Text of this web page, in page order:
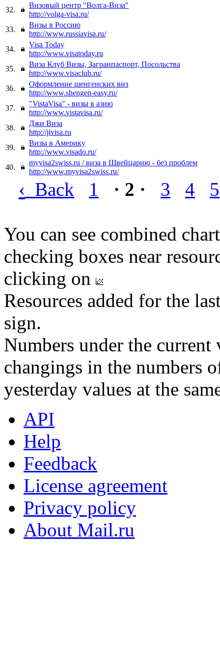
32.
Визовый центр "Волга-Виза"
http://volga-visa.ru/
33.
Визы в Россию
http://www.russiavisa.ru/
34.
Visa Today
http://www.visatoday.ru
35.
Виза Клуб Визы, Загранпаспорт, Посольства
http://www.visaclub.ru/
36.
Оформление шенгенских виз
http://www.shengen-easy.ru/
37.
"VistaVisa" - визы в азию
http://www.vistavisa.ru/
38.
Джи Виза
http://jivisa.ru
39.
Визы в Америку
http://www.visado.ru/
40.
myvisa2swiss.ru / виза в Швейцарию - без проблем
http://www.myvisa2swiss.ru/
‹ Back 1 · 2 · 3 4 5
You can see combined
checking boxes near
clicking on
Resources added for the
sign.
Numbers under the
changings in the numbers
yesterday values at the
API
Help
Feedback
License agreement
Privacy policy
About Mail.ru